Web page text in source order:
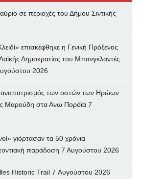
σε περιοχές του Δήμου Σιντικής
επισκέφθηκε η Γενική Πρόξενος
Δημοκρατίας του Μπανγκλαντές
2026
των oστών των Ηρώων
Μαρούδη στα Ανω Πορόϊα 7
γιόρτασαν τα 50 χρόνια
παράδοση 7 Αυγούστου 2026
Historic Trail 7 Αυγούστου 2026